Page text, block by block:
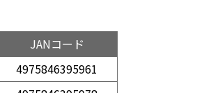
JANコード
4975846395961